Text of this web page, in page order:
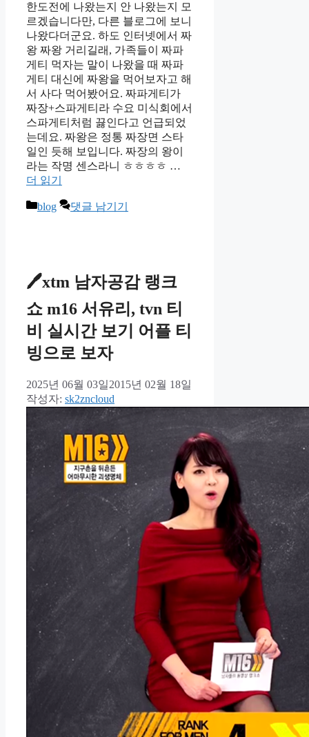
한도전에 나왔는지 안 나왔는지 모
르겠습니다만, 다른 블로그에 보니
나왔다더군요. 하도 인터넷에서 짜
왕 짜왕 거리길래, 가족들이 짜파
게티 먹자는 말이 나왔을 때 짜파
게티 대신에 짜왕을 먹어보자고 해
서 사다 먹어봤어요. 짜파게티가
짜장+스파게티라 수요 미식회에서
스파게티처럼 끓인다고 언급되었
는데요. 짜왕은 정통 짜장면 스타
일인 듯해 보입니다. 짜장의 왕이
라는 작명 센스라니 ㅎㅎㅎㅎ …
더 읽기
카
blog 댓글 남기기
🖊xtm 남자공감 랭크
쇼 m16 서유리, tvn 티
비 실시간 보기 어플 티
빙으로 보자
2025년 06월 03일2015년 02월 18일
작성자: sk2zncloud